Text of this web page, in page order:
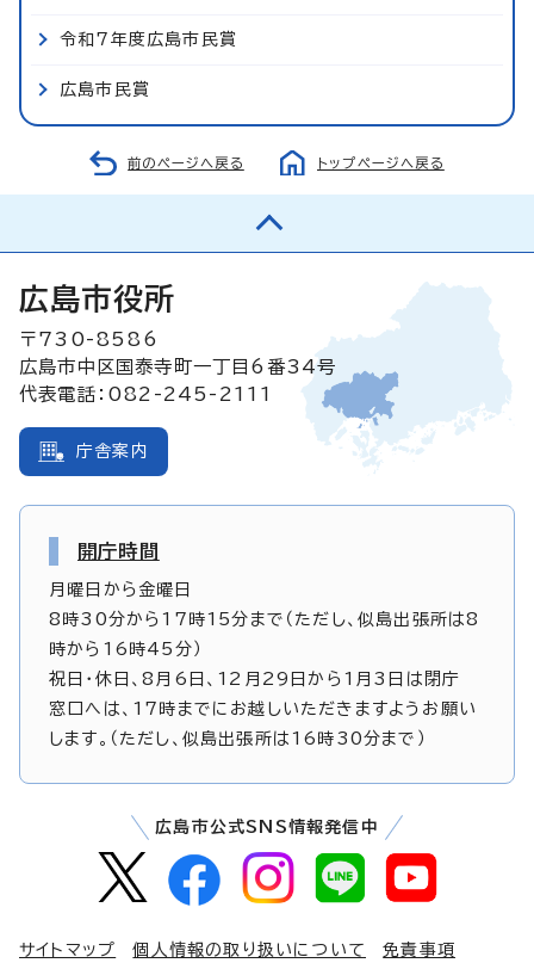
令和7年度広島市民賞
広島市民賞
前のページへ戻る トップページへ戻る
広島市役所
〒730-8586
広島市中区国泰寺町一丁目6番34号
代表電話：082-245-2111
庁舎案内
開庁時間
月曜日から金曜日
8時30分から17時15分まで（ただし、似島出張所は8
時から16時45分）
祝日・休日、8月6日、12月29日から1月3日は閉庁
窓口へは、17時までにお越しいただきますようお願い
します。（ただし、似島出張所は16時30分まで）
広島市公式SNS情報発信中
サイトマップ 個人情報の取り扱いについて 免責事項